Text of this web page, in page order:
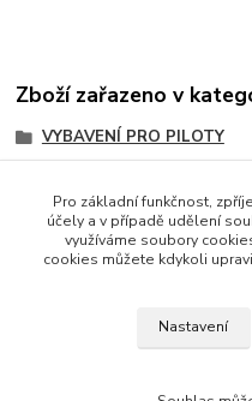
Zboží zařazeno v
VYBAVENÍ PRO PILOTY
Helmy, kukly
Helmy
Pro základní funkčnost,
účely a v případě udělení
využíváme soubory
cookies můžete kdykoli
Nastavení